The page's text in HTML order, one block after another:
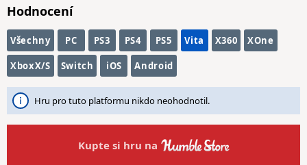
Hodnocení
Všechny PC PS3 PS4 PS5 Vita X360 XOne
XboxX/S Switch iOS Android
Hru pro tuto platformu nikdo neohodnotil.
Kupte si hru na